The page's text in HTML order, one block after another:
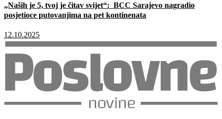
„Naših je 5, tvoj je čitav svijet“: BCC Sarajevo nagradio
posjetioce putovanjima na pet kontinenata
12.10.2025